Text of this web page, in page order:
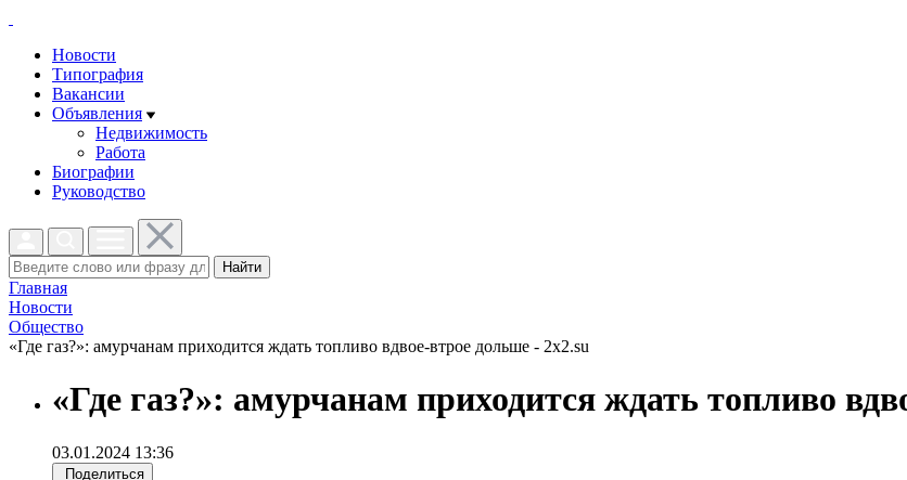
Новости
Типография
Вакансии
Объявления
Недвижимость
Работа
Биографии
Руководство
Найти
Главная
Новости
Общество
«Где газ?»: амурчанам приходится ждать топливо вдвое-втрое дольше - 2x2.su
«Где газ?»: амурчанам приходится ждать топливо
03.01.2024 13:36
Поделиться